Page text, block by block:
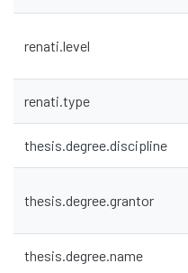
renati.level
renati.type
thesis.degree.discipline
thesis.degree.grantor
thesis.degree.name